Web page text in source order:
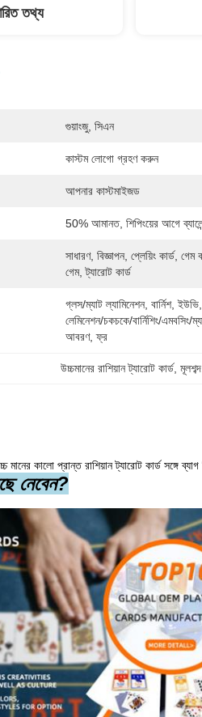
তথ্য
গুয়াংজু, সিএন
কাস্টম লোগো গ্রহণ করুন
আপনার কাস্টমাইজড
50% আমানত, শিপিংয়ের আগে
সাধারণ, বিজ্ঞাপন, প্লেয়িং কার্ড, গেম
গেম, ট্যারোট কার্ড
গ্লস/ম্যাট ল্যামিনেশন, বার্নিশ,
লেমিনেশন/চকচকে/বার্নিশিং/এমবসিং/
আবরণ, ফ্র
উচ্চমানের রাশিয়ান ট্যারোট কার্ড,
কালো প্রান্ত রাশিয়ান ট্যারোট কার্ড সঙ্গে ব্যাগ
নেবেন?